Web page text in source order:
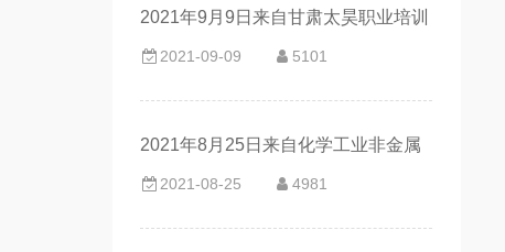
2021年9月9日来自甘肃太昊职业培训
学校的客户评价
2021-09-09 5101
2021年8月25日来自化学工业非金属
材料和设备质量监督检验中心的客户
评价
2021-08-25 4981